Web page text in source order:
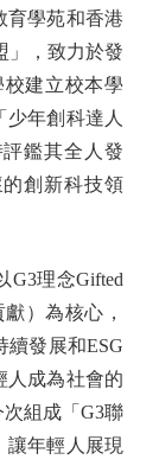
育學苑和香港
」，致力於發
建立校本學
年創科達人
鑑其全人發
創新科技領
理念Gifted
）為核心，
續發展和ESG
人成為社會的
組成「G3聯
讓年輕人展現